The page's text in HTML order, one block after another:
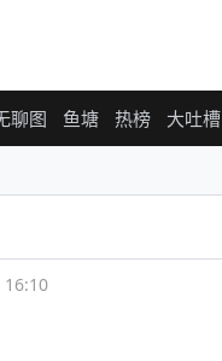
聊图 鱼塘 热榜 大吐槽
16:10